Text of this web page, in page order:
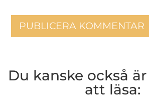
Du kanske också
att läsa: